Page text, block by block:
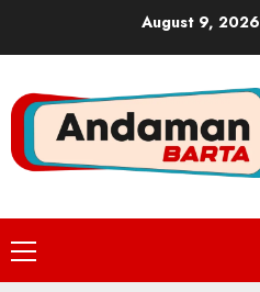
August 9, 2026
Primary
Menu